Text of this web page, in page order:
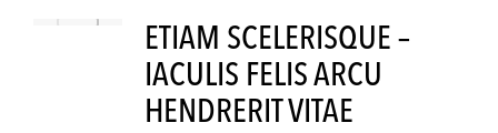
ETIAM SCELERISQUE –
IACULIS FELIS ARCU
HENDRERIT VITAE